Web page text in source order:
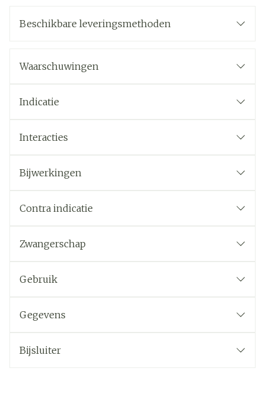
Beschikbare leveringsmethoden
Waarschuwingen
Indicatie
Interacties
Bijwerkingen
Contra indicatie
Zwangerschap
Gebruik
Gegevens
Bijsluiter